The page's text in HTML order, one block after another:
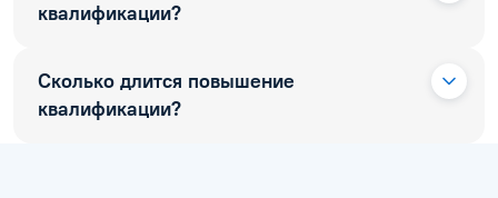
квалификации?
Сколько длится повышение
квалификации?